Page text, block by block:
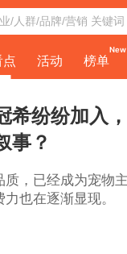
点 活动 榜单
New
希纷纷加入
事？
，已经成为宠物
也在逐渐显现。